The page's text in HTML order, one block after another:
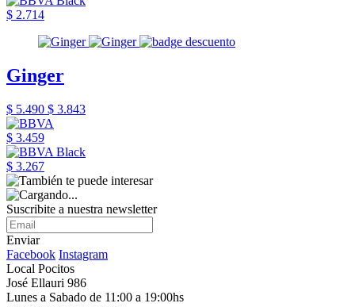
$ 2.714
Ginger
$ 5.490 $ 3.843
$ 3.459
$ 3.267
Suscribite a nuestra newsletter
Enviar
Facebook Instagram
Local Pocitos
José Ellauri 986
Lunes a Sabado de 11:00 a 19:00hs